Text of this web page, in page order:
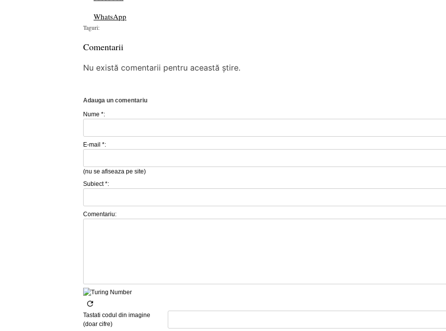
WhatsApp
Taguri:
Comentarii
Nu există comentarii pentru această știre.
Adauga un comentariu
Nume *:
E-mail *:
(nu se afiseaza pe site)
Subiect *:
Comentariu:
Tastati codul din imagine
(doar cifre)